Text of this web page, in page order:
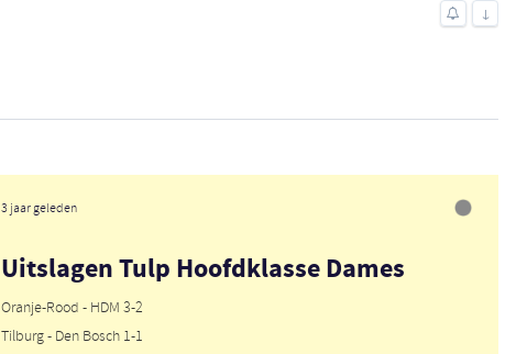
↓
3 jaar geleden
Uitslagen Tulp Hoofdklasse Dames
Oranje-Rood - HDM 3-2
Tilburg - Den Bosch 1-1